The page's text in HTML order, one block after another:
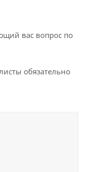
вас вопрос по
обязательно